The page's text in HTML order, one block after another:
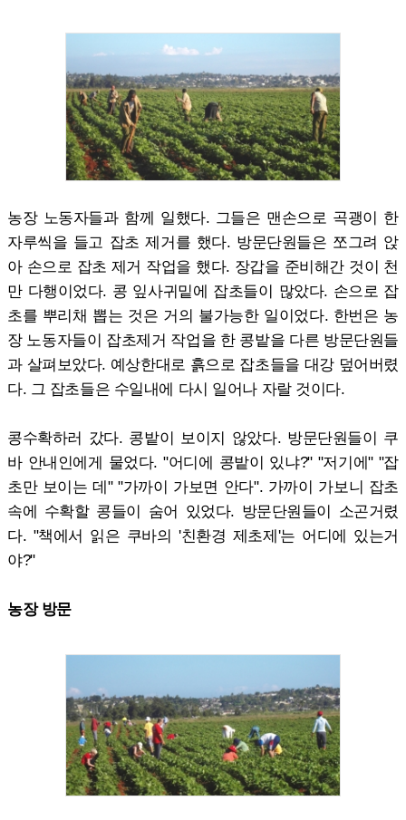
농장 노동자들과 함께 일했다. 그들은 맨손으로 곡괭이 한
자루씩을 들고 잡초 제거를 했다. 방문단원들은 쪼그려 앉
아 손으로 잡초 제거 작업을 했다. 장갑을 준비해간 것이 천
만 다행이었다. 콩 잎사귀밑에 잡초들이 많았다. 손으로 잡
초를 뿌리채 뽑는 것은 거의 불가능한 일이었다. 한번은 농
장 노동자들이 잡초제거 작업을 한 콩밭을 다른 방문단원들
과 살펴보았다. 예상한대로 흙으로 잡초들을 대강 덮어버렸
다. 그 잡초들은 수일내에 다시 일어나 자랄 것이다.
콩수확하러 갔다. 콩밭이 보이지 않았다. 방문단원들이 쿠
바 안내인에게 물었다. "어디에 콩밭이 있냐?" "저기에" "잡
초만 보이는 데" "가까이 가보면 안다". 가까이 가보니 잡초
속에 수확할 콩들이 숨어 있었다. 방문단원들이 소곤거렸
다. "책에서 읽은 쿠바의 '친환경 제초제'는 어디에 있는거
야?"
농장 방문